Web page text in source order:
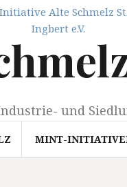
und
MINT-